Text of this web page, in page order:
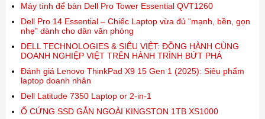
Máy tính để bàn Dell Pro Tower Essential QVT1260
Dell Pro 14 Essential – Chiếc Laptop vừa đủ “mạnh, bền, gọn
nhẹ” dành cho dân văn phòng
DELL TECHNOLOGIES & SIÊU VIỆT: ĐỒNG HÀNH CÙNG
DOANH NGHIỆP VIỆT TRÊN HÀNH TRÌNH BỨT PHÁ
Đánh giá Lenovo ThinkPad X9 15 Gen 1 (2025): Siêu phẩm
laptop doanh nhân
Dell Latitude 7350 Laptop or 2-in-1
Ổ CỨNG SSD GẮN NGOÀI KINGSTON 1TB XS1000